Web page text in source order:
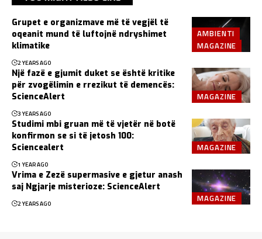
AMBIENTI
MAGAZINE
Grupet e organizmave më të vegjël të
oqeanit mund të luftojnë ndryshimet
klimatike
2 YEARS AGO
MAGAZINE
Një fazë e gjumit duket se është kritike
për zvogëlimin e rrezikut të demencës:
ScienceAlert
3 YEARS AGO
MAGAZINE
Studimi mbi gruan më të vjetër në botë
konfirmon se si të jetosh 100:
Sciencealert
1 YEAR AGO
MAGAZINE
Vrima e Zezë supermasive e gjetur anash
saj Ngjarje misterioze: ScienceAlert
2 YEARS AGO